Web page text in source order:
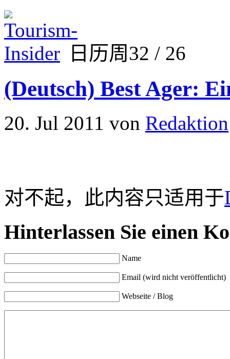
日历周32 / 26
(Deutsch) Best Ager:
20. Jul 2011 von Redaktion
对不起，此内容只适用于
Hinterlassen Sie einen
Name
Email (wird nicht veröffentlicht)
Webseite / Blog